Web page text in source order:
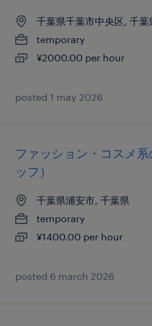
千葉県千葉市中央区, 千葉
temporary
¥2000.00 per hour
posted 1 may 2026
ファッション・コスメ
ッフ）
千葉県浦安市, 千葉県
temporary
¥1400.00 per hour
posted 6 march 2026